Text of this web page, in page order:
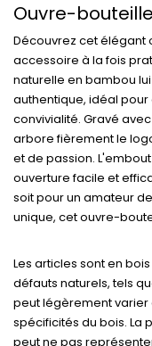
Ouvre-
Découvrez cet élégant
accessoire à la fois
naturelle en bambou
authentique, idéal
convivialité. Gravé
arbore fièrement le
et de passion.
ouverture facile et
soit pour un amateur
unique, cet ouvre-
Les articles sont en
défauts naturels, tels
peut légèrement varier
spécificités du bois. La
peut ne pas